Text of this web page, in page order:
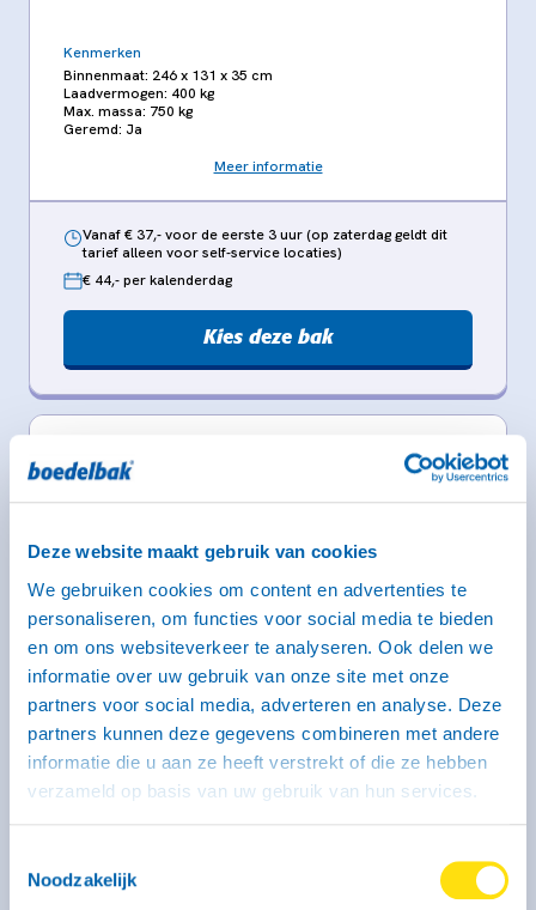
Deze website maakt gebruik van cookies
We gebruiken cookies om content en advertenties te
personaliseren, om functies voor social media te bieden
en om ons websiteverkeer te analyseren. Ook delen we
informatie over uw gebruik van onze site met onze
partners voor social media, adverteren en analyse. Deze
partners kunnen deze gegevens combineren met andere
informatie die u aan ze heeft verstrekt of die ze hebben
verzameld op basis van uw gebruik van hun services.
Noodzakelijk
Kenmerken
Binnenmaat: 246 x 131 x 35 cm
Laadvermogen: 400 kg
Max. massa: 750 kg
Geremd: Ja
Meer informatie
Vanaf € 37,- voor de eerste 3 uur (op zaterdag geldt dit
tarief alleen voor self-service locaties)
€ 44,- per kalenderdag
Kies deze bak
Aanhangwagen type CH - middel
gesloten (geremd)
Rijbewijs B (bij dit type heb je een witte kentekenplaat
nodig)
Kenmerken